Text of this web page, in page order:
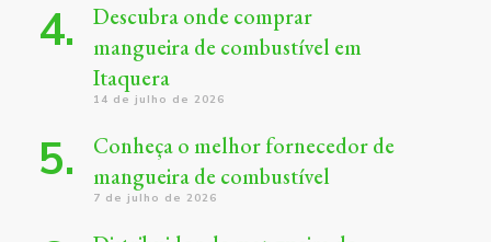
Descubra onde comprar
mangueira de combustível em
Itaquera
14 de julho de 2026
Conheça o melhor fornecedor de
mangueira de combustível
7 de julho de 2026